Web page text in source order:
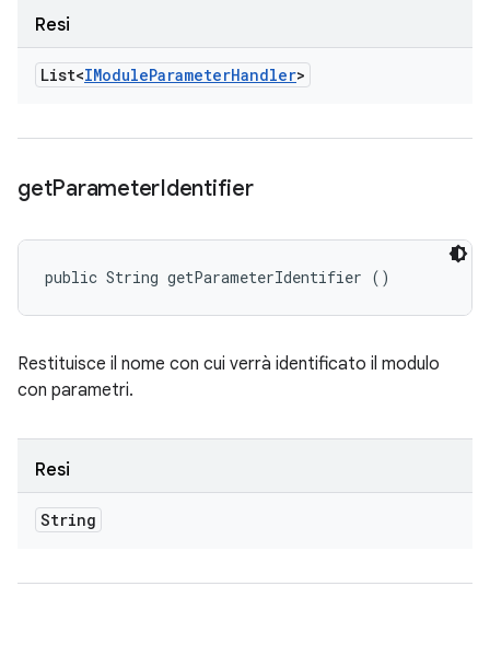
Resi
List<IModuleParameterHandler>
getParameterIdentifier
public String getParameterIdentifier ()
Restituisce il nome con cui verrà identificato il modulo
con parametri.
Resi
String